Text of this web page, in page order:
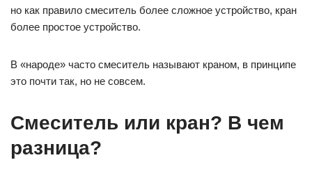
но как правило смеситель более сложное устройство, кран
более простое устройство.
В «народе» часто смеситель называют краном, в принципе
это почти так, но не совсем.
Смеситель или кран? В чем
разница?